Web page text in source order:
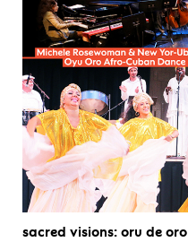
sacred visions: oru de oro